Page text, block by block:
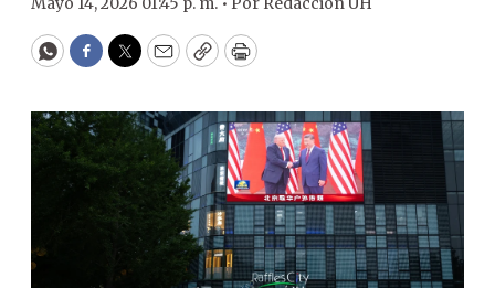
WhatsApp
Facebook
Twitter
EmailCopyPrint